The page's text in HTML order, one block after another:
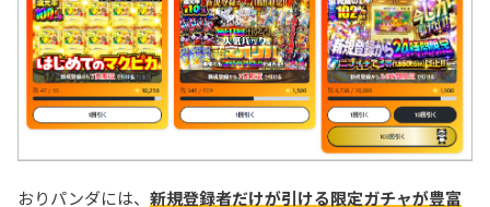
おりパンダには、 新規登録者だけが引ける限定ガチャが豊富